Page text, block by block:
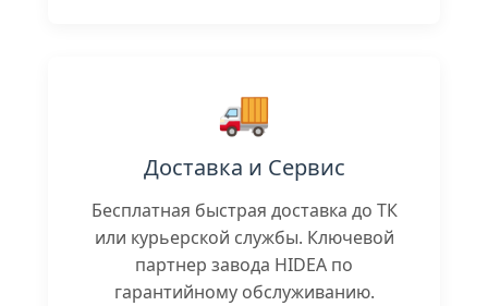
🚚
Доставка и Сервис
Бесплатная быстрая доставка до ТК
или курьерской службы. Ключевой
партнер завода HIDEA по
гарантийному обслуживанию.